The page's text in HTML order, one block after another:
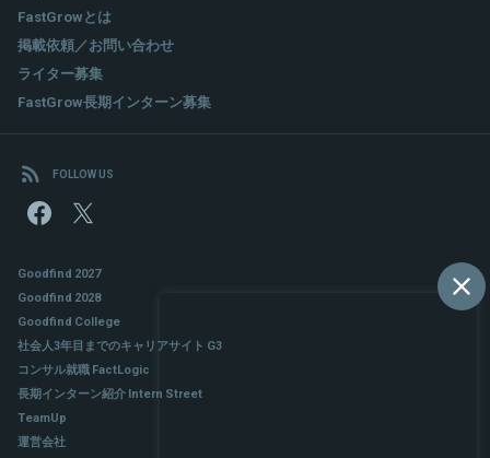
FastGrowとは
掲載依頼／お問い合わせ
ライター募集
FastGrow長期インターン募集
FOLLOW US
Goodfind 2027
Goodfind 2028
Goodfind College
社会人3年目までのキャリアサイト G3
コンサル就職 FactLogic
長期インターン紹介 Intern Street
TeamUp
運営会社